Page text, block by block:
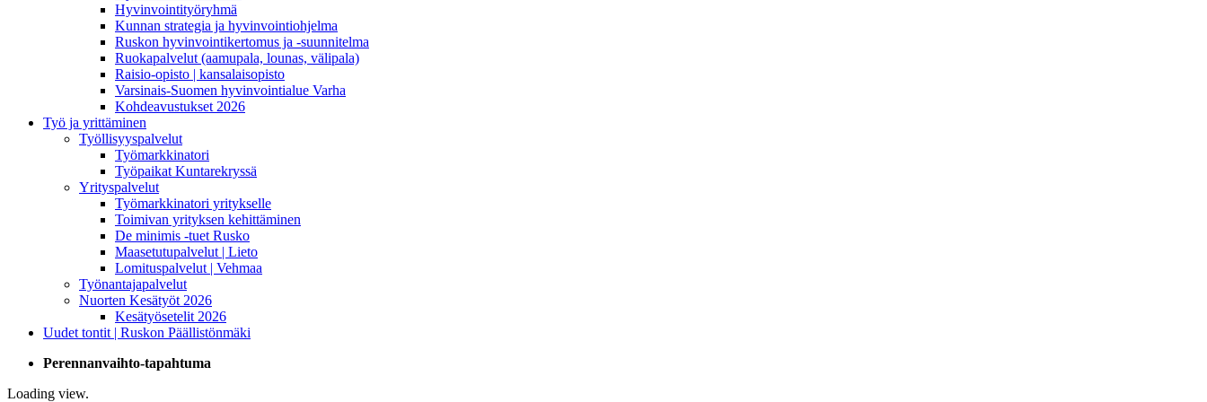
Hyvinvointityöryhmä
Kunnan strategia ja hyvinvointiohjelma
Ruskon hyvinvointikertomus ja -suunnitelma
Ruokapalvelut (aamupala, lounas, välipala)
Raisio-opisto | kansalaisopisto
Varsinais-Suomen hyvinvointialue Varha
Kohdeavustukset 2026
Työ ja yrittäminen
Työllisyyspalvelut
Työmarkkinatori
Työpaikat Kuntarekryssä
Yrityspalvelut
Työmarkkinatori yritykselle
Toimivan yrityksen kehittäminen
De minimis -tuet Rusko
Maasetutupalvelut | Lieto
Lomituspalvelut | Vehmaa
Työnantajapalvelut
Nuorten Kesätyöt 2026
Kesätyösetelit 2026
Uudet tontit | Ruskon Päällistönmäki
Perennanvaihto-tapahtuma
Loading view.